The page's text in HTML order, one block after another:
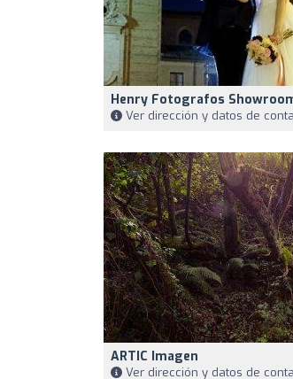
Henry Fotografos
Ver dirección y datos de
ARTIC Imagen
Ver dirección y datos de